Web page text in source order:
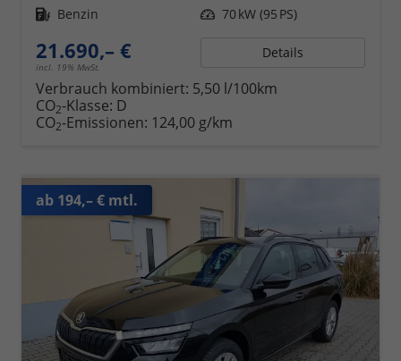
Kraftstoff Benzin Leistung 70 kW (95 PS)
21.690,– €
incl. 19% MwSt.
Details
Verbrauch kombiniert: 5,50 l/100km
CO2-Klasse: D
CO2-Emissionen: 124,00 g/km
ab 194,– € mtl.